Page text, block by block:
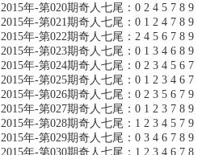
2015年-第020期奇人七尾：0 2 4 5 7 8 9
2015年-第021期奇人七尾：0 1 2 4 7 8 9
2015年-第022期奇人七尾：2 4 5 6 7 8 9
2015年-第023期奇人七尾：0 1 3 4 6 8 9
2015年-第024期奇人七尾：0 2 3 4 5 6 7
2015年-第025期奇人七尾：0 1 2 3 4 6 7
2015年-第026期奇人七尾：0 2 3 5 6 7 9
2015年-第027期奇人七尾：0 1 2 3 7 8 9
2015年-第028期奇人七尾：1 2 3 4 5 7 9
2015年-第029期奇人七尾：0 3 4 6 7 8 9
2015年-第030期奇人七尾：1 2 3 4 6 7 8